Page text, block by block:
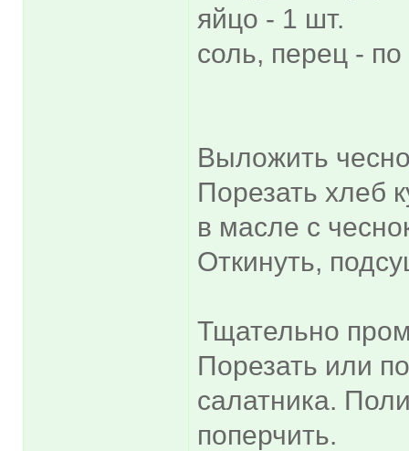
яйцо - 1 шт.
соль, перец - по
Выложить
Порезать хлеб
в масле с
Откинуть,
Тщательно
Порезать или
салатника.
поперчить.